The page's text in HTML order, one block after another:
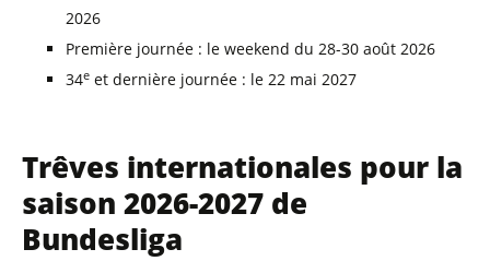
2026
Première journée : le weekend du 28-30 août 2026
34e et dernière journée : le 22 mai 2027
Trêves internationales pour la
saison 2026-2027 de
Bundesliga